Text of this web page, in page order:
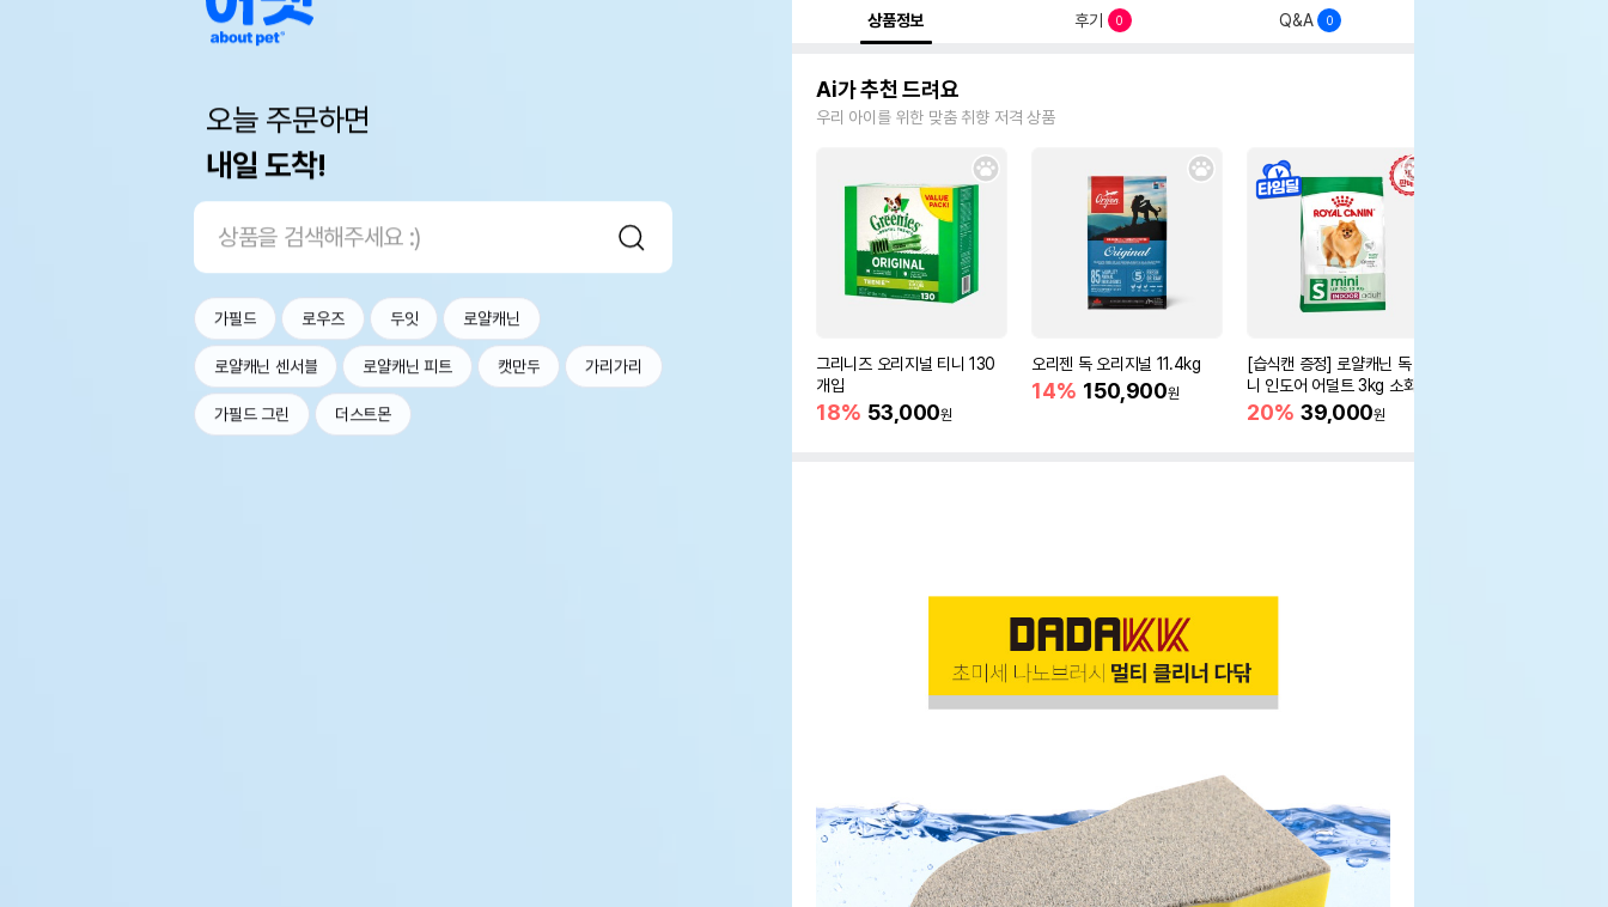
오늘 주문하면
내일 도착!
가필드 로우즈 두잇 로얄캐닌
로얄캐닌 센서블 로얄캐닌 피트 캣만두 가리가리
가필드 그린 더스트몬
상품정보 후기 0 Q&A 0
Ai가 추천 드려요
우리 아이를 위한 맞춤 취향 저격 상품
그리니즈 오리지널 티니 130
개입
18% 53,000원
오리젠 독 오리지널 11.4kg
14% 150,900원
[습식캔 증정] 로얄캐닌 독 미
니 인도어 어덜트 3kg 소화기
건강
20% 39,000원